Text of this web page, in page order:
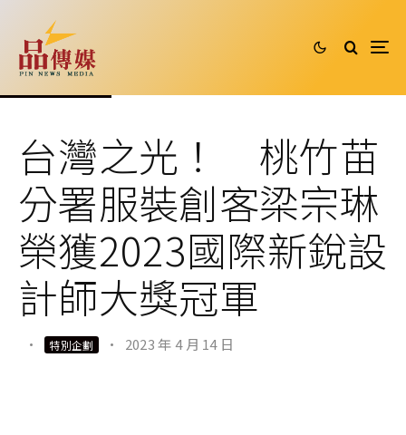
台灣之光！ 桃竹苗
分署服裝創客梁宗琳
榮獲2023國際新銳設
計師大獎冠軍
· 特別企劃 · 2023 年 4 月 14 日